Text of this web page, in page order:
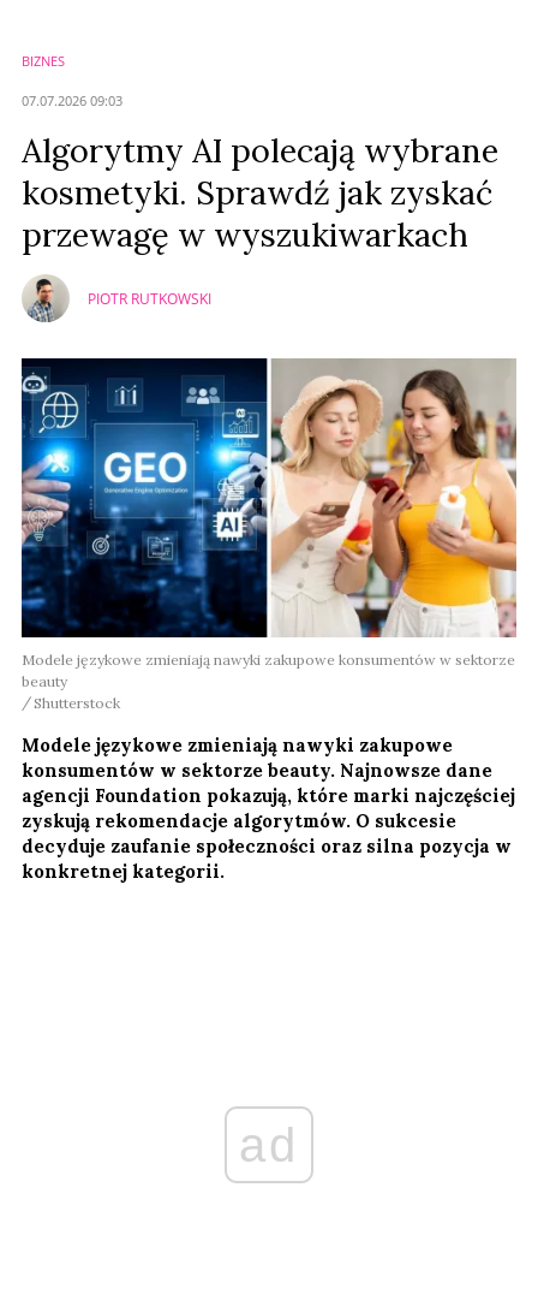
BIZNES
07.07.2026 09:03
Algorytmy AI polecają wybrane
kosmetyki. Sprawdź jak zyskać
przewagę w wyszukiwarkach
PIOTR RUTKOWSKI
Modele językowe zmieniają nawyki zakupowe konsumentów w sektorze
beauty
Shutterstock
Modele językowe zmieniają nawyki zakupowe
konsumentów w sektorze beauty. Najnowsze dane
agencji Foundation pokazują, które marki najczęściej
zyskują rekomendacje algorytmów. O sukcesie
decyduje zaufanie społeczności oraz silna pozycja w
konkretnej kategorii.
ad